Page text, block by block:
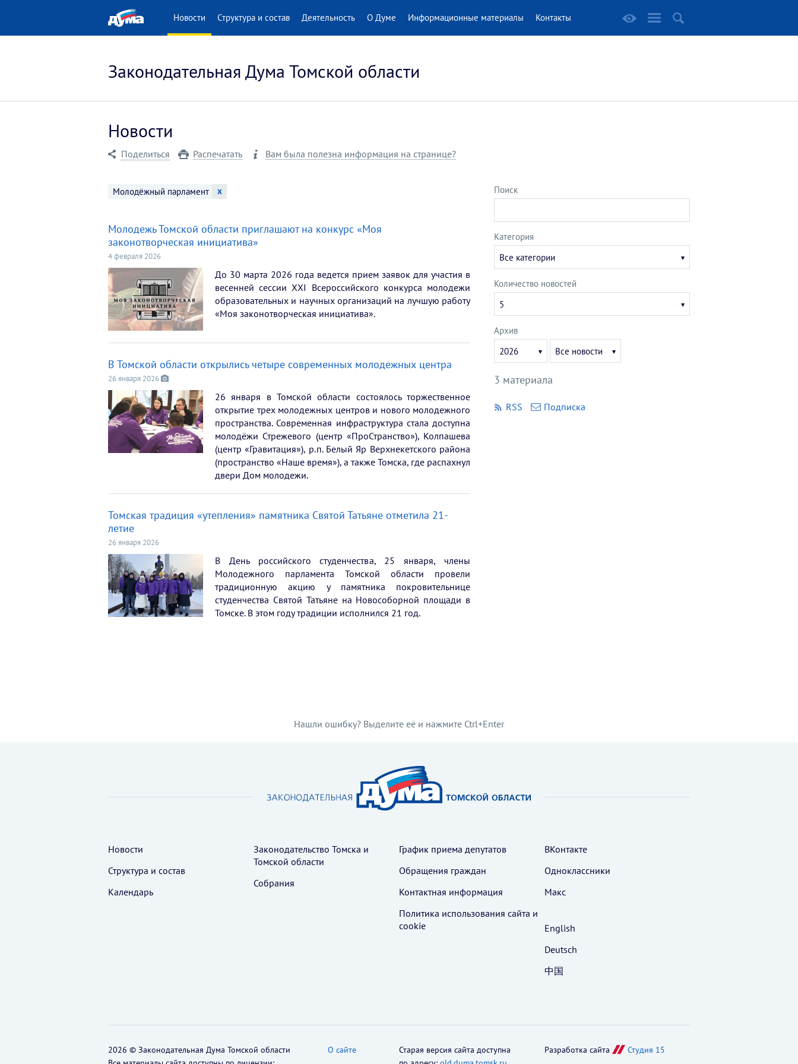
Новости Структура и состав Деятельность О Думе Информационные материалы Контакты
Законодательная Дума Томской области
Новости
Поделиться Распечатать Вам была полезна информация на странице?
Молодёжный парламент x
Молодежь Томской области приглашают на конкурс «Моя
законотворческая инициатива»
4 февраля 2026
До 30 марта 2026 года ведется прием заявок для участия в
весенней сессии XXI Всероссийского конкурса молодежи
образовательных и научных организаций на лучшую работу
«Моя законотворческая инициатива».
В Томской области открылись четыре современных молодежных центра
26 января 2026
26 января в Томской области состоялось торжественное
открытие трех молодежных центров и нового молодежного
пространства. Современная инфраструктура стала доступна
молодёжи Стрежевого (центр «ПроСтранство»), Колпашева
(центр «Гравитация»), р.п. Белый Яр Верхнекетского района
(пространство «Наше время»), а также Томска, где распахнул
двери Дом молодежи.
Томская традиция «утепления» памятника Святой Татьяне отметила 21-
летие
26 января 2026
В День российского студенчества, 25 января, члены
Молодежного парламента Томской области провели
традиционную акцию у памятника покровительнице
студенчества Святой Татьяне на Новособорной площади в
Томске. В этом году традиции исполнился 21 год.
Поиск
Категория
Все категории
Количество новостей
5
Архив
год
2026
месяц
Все новости
3 материала
RSS Подписка
Нашли ошибку? Выделите её и нажмите Ctrl+Enter
Новости
Структура и состав
Календарь
Законодательство Томска и
Томской области
Собрания
График приема депутатов
Обращения граждан
Контактная информация
Политика использования cайта и
cookie
ВКонтакте
Одноклассники
Макс
English
Deutsch
中国
2026 © Законодательная Дума Томской области
О сайте
Старая версия сайта доступна
Разработка сайта Студия 15